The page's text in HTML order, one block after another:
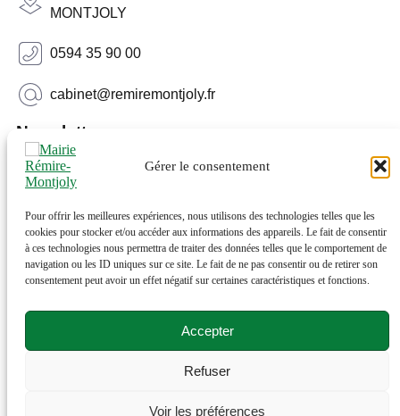
Gérer le consentement
Pour offrir les meilleures expériences, nous utilisons des technologies telles que les
cookies pour stocker et/ou accéder aux informations des appareils. Le fait de consentir
à ces technologies nous permettra de traiter des données telles que le comportement de
navigation ou les ID uniques sur ce site. Le fait de ne pas consentir ou de retirer son
consentement peut avoir un effet négatif sur certaines caractéristiques et fonctions.
Accepter
Refuser
Voir les préférences
MONTJOLY
0594 35 90 00
cabinet@remiremontjoly.fr
Newsletter
Inscrivez-vous à notre Newsletter pour recevoir des
nouvelles de votre commune.
© 2026 Rémire-Montjoly . Tous droits réservés . Site